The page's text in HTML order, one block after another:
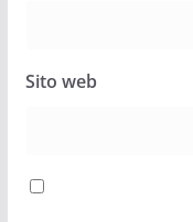
Sito web